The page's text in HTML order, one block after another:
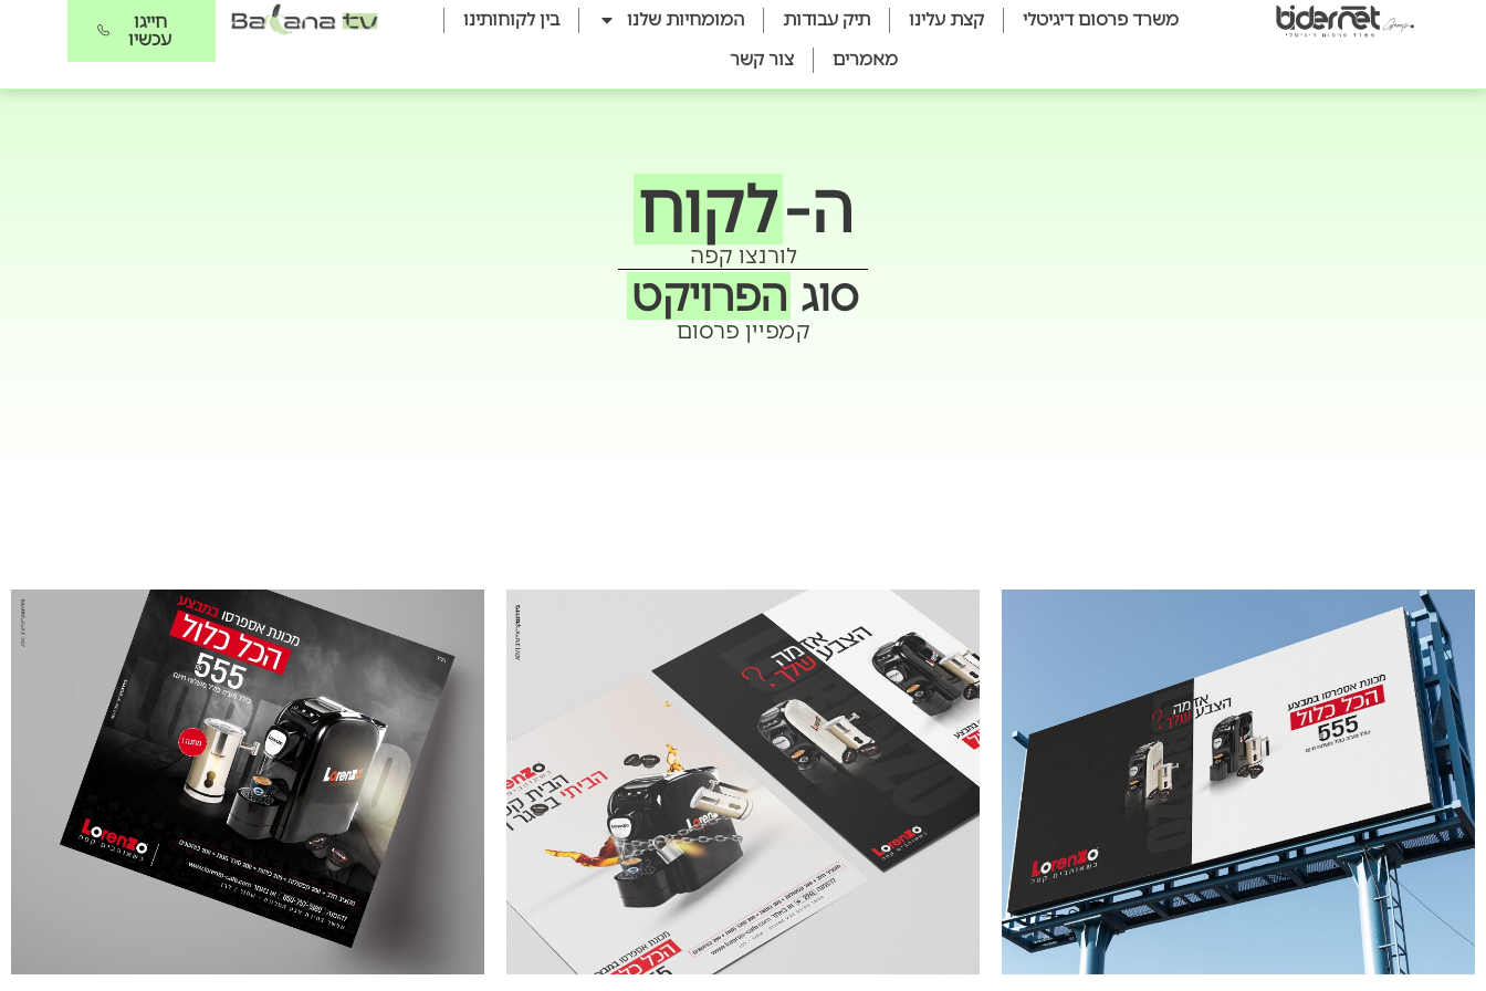
משרד פרסום דיגיטלי קצת עלינו תיק עבודות המומחיות שלנו
בין לקוחותינו
מאמרים
צור קשר
חייגו
עכשיו
ה-לקוח
לורנצו קפה
סוג הפרויקט
קמפיין פרסום